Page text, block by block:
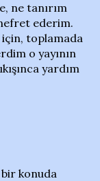
ne tanırım
ederim.
toplamada
o yayının
yardım
konuda